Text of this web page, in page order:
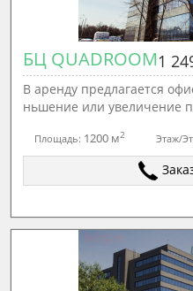
БЦ QUADROOM1
В аренду предлагается
ньшение или увеличение
Площадь: 1200 м2 Этаж/